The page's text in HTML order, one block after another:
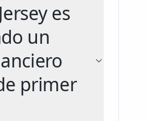
es
un
primer